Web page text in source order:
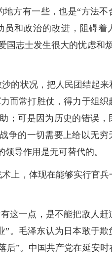
方有一些，也是“方法不
员和政治的改进，阻碍着
国志士发生很大的忧虑和
的状况，把人民团结起来
而常打胜仗，得力于组织
；可是因为历史的错误，
争的一切需要上给以无穷
导作用是无可替代的。
上，体现在能够实行官兵
这一点，是不能把敌人赶
。毛泽东认为日本敢于欺
后”。中国共产党在延安时